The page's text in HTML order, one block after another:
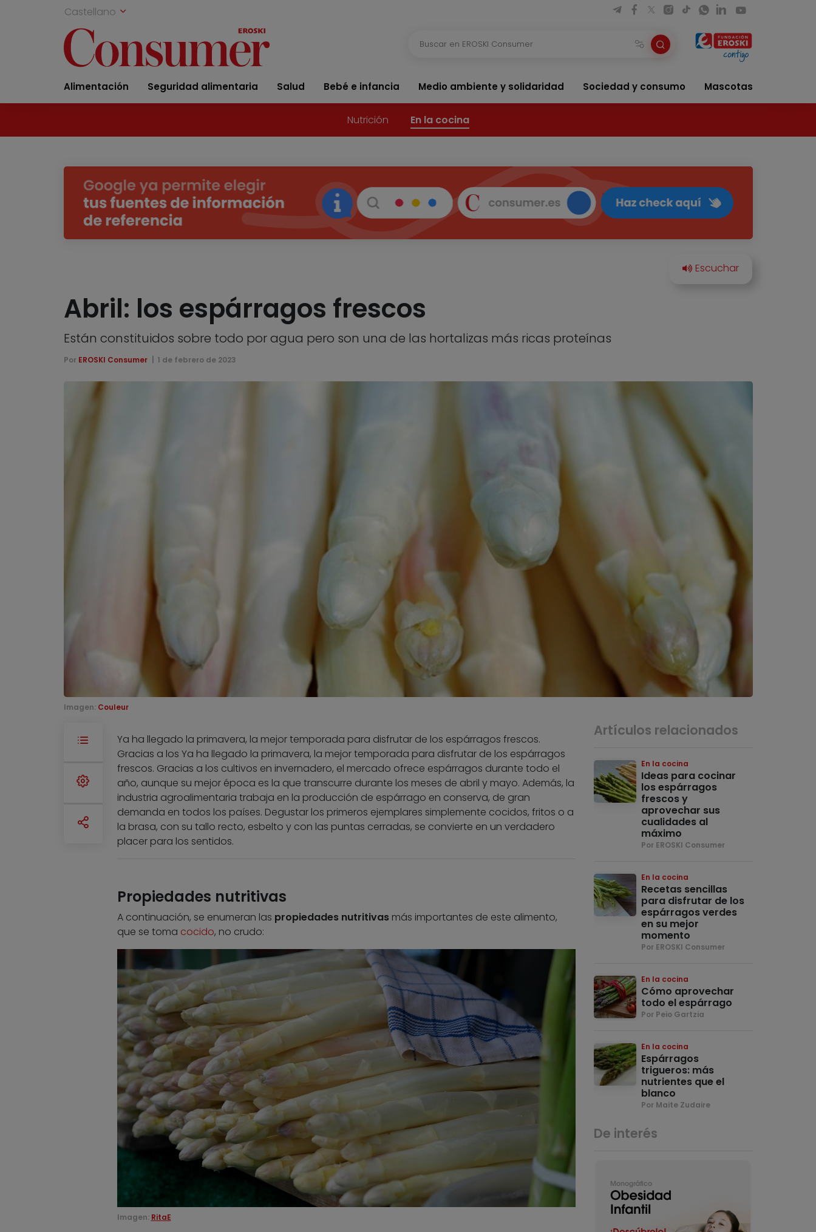
Castellano
Alimentación Seguridad alimentaria Salud Bebé e infancia Medio ambiente y solidaridad Sociedad y consumo Mascotas
Nutrición En la cocina
Abril: los espárragos frescos
Están constituidos sobre todo por agua pero son una de las hortalizas más ricas proteínas
Por EROSKI Consumer 1 de febrero de 2023
Imagen: Couleur
Ya ha llegado la primavera, la mejor temporada para disfrutar de los espárragos frescos.
Gracias a los Ya ha llegado la primavera, la mejor temporada para disfrutar de los espárragos
frescos. Gracias a los cultivos en invernadero, el mercado ofrece espárragos durante todo el
año, aunque su mejor época es la que transcurre durante los meses de abril y mayo. Además, la
industria agroalimentaria trabaja en la producción de espárrago en conserva, de gran
demanda en todos los países. Degustar los primeros ejemplares simplemente cocidos, fritos o a
la brasa, con su tallo recto, esbelto y con las puntas cerradas, se convierte en un verdadero
placer para los sentidos.
Propiedades nutritivas
A continuación, se enumeran las propiedades nutritivas más importantes de este alimento,
que se toma cocido, no crudo:
Imagen: RitaE
Artículos relacionados
En la cocina
Ideas para cocinar
los espárragos
frescos y
aprovechar sus
cualidades al
máximo
Por EROSKI Consumer
En la cocina
Recetas sencillas
para disfrutar de los
espárragos verdes
en su mejor
momento
Por EROSKI Consumer
En la cocina
Cómo aprovechar
todo el espárrago
Por Peio Gartzia
En la cocina
Espárragos
trigueros: más
nutrientes que el
blanco
Por Maite Zudaire
De interés